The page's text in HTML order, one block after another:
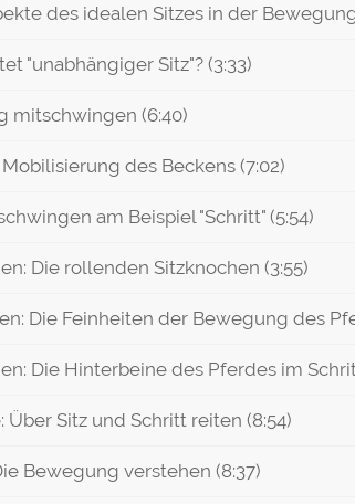
des idealen Sitzes in der
"unabhängiger Sitz"? (3:33)
mitschwingen (6:40)
des Beckens (7:02)
am Beispiel "Schritt" (5:54)
Die rollenden Sitzknochen (3:55)
Die Feinheiten der Bewegung des
Die Hinterbeine des Pferdes im
Über Sitz und Schritt reiten (8:54)
Bewegung verstehen (8:37)